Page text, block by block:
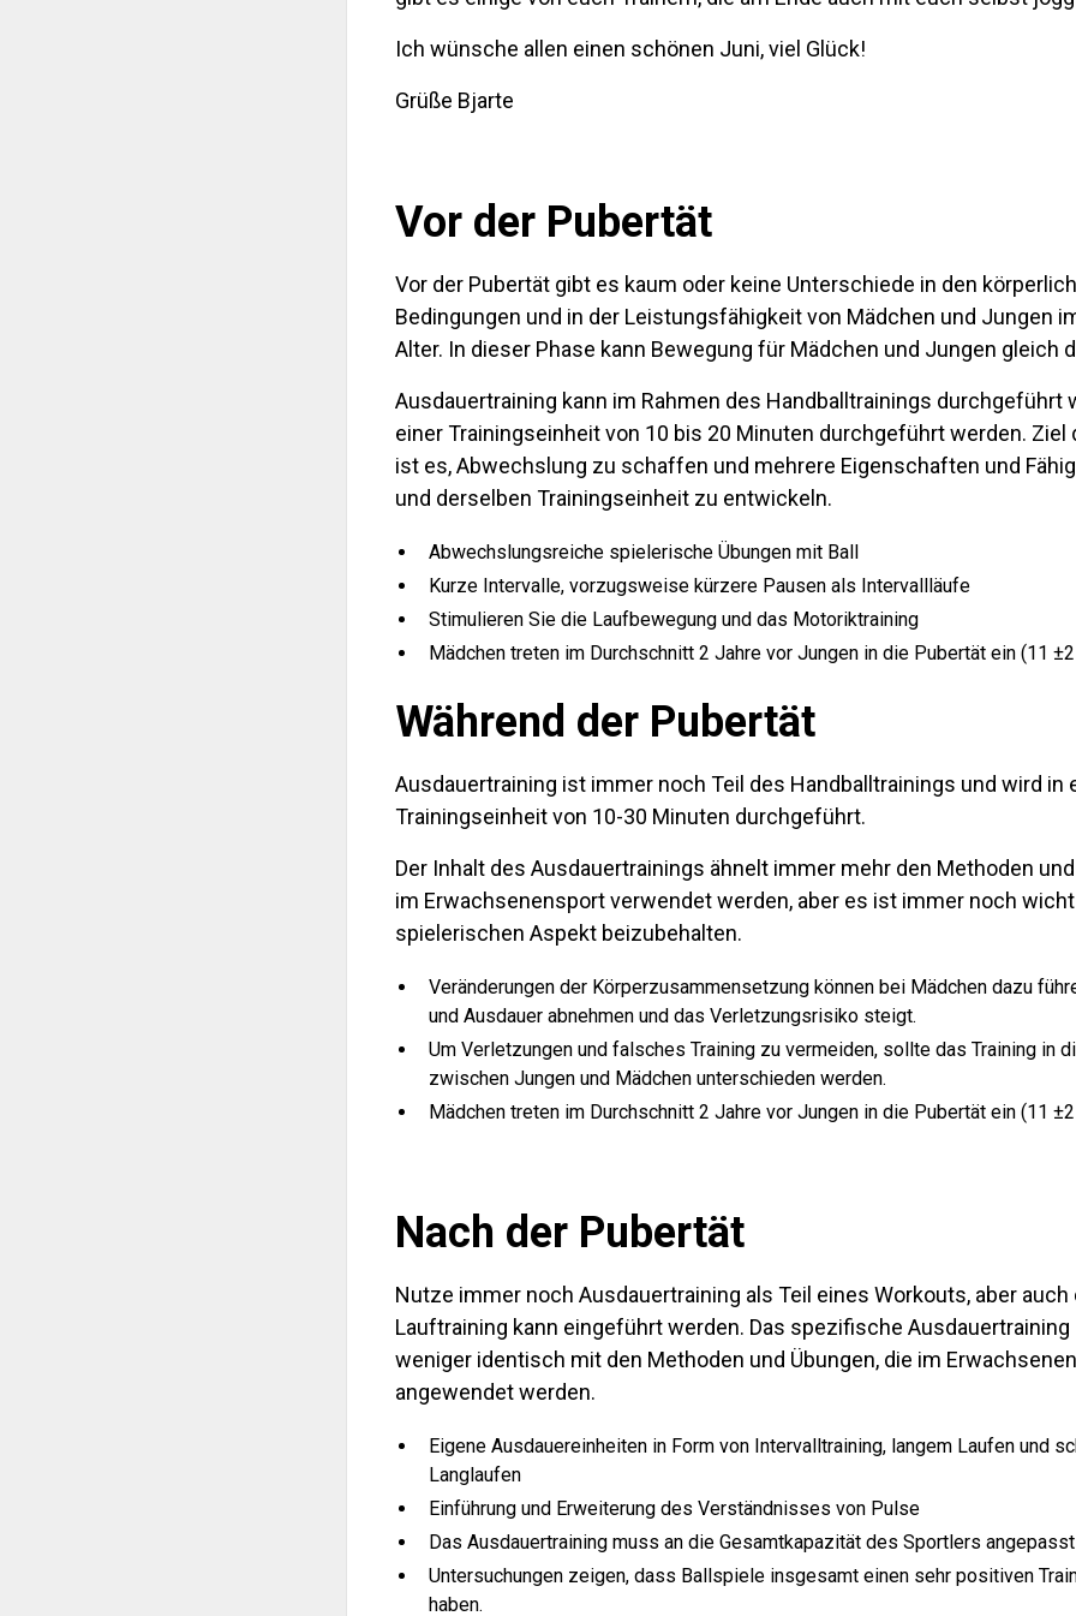
Ich wünsche allen einen schönen Juni, viel Glück!
Grüße Bjarte
Vor der Pubertät
Vor der Pubertät gibt es kaum oder keine Unterschiede in den
Bedingungen und in der Leistungsfähigkeit von Mädchen und Jungen
Alter. In dieser Phase kann Bewegung für Mädchen und Jungen gleich
Ausdauertraining kann im Rahmen des Handballtrainings durchgeführt
einer Trainingseinheit von 10 bis 20 Minuten durchgeführt werden. Ziel
ist es, Abwechslung zu schaffen und mehrere Eigenschaften und
und derselben Trainingseinheit zu entwickeln.
Abwechslungsreiche spielerische Übungen mit Ball
Kurze Intervalle, vorzugsweise kürzere Pausen als Intervallläufe
Stimulieren Sie die Laufbewegung und das Motoriktraining
Mädchen treten im Durchschnitt 2 Jahre vor Jungen in die Pubertät ein (11
Während der Pubertät
Ausdauertraining ist immer noch Teil des Handballtrainings und wird in
Trainingseinheit von 10-30 Minuten durchgeführt.
Der Inhalt des Ausdauertrainings ähnelt immer mehr den Methoden
im Erwachsenensport verwendet werden, aber es ist immer noch
spielerischen Aspekt beizubehalten.
Veränderungen der Körperzusammensetzung können bei Mädchen dazu
und Ausdauer abnehmen und das Verletzungsrisiko steigt.
Um Verletzungen und falsches Training zu vermeiden, sollte das Training in
zwischen Jungen und Mädchen unterschieden werden.
Mädchen treten im Durchschnitt 2 Jahre vor Jungen in die Pubertät ein (11
Nach der Pubertät
Nutze immer noch Ausdauertraining als Teil eines Workouts, aber
Lauftraining kann eingeführt werden. Das spezifische
weniger identisch mit den Methoden und Übungen, die im
angewendet werden.
Eigene Ausdauereinheiten in Form von Intervalltraining, langem Laufen und
Langlaufen
Einführung und Erweiterung des Verständnisses von Pulse
Das Ausdauertraining muss an die Gesamtkapazität des Sportlers
Untersuchungen zeigen, dass Ballspiele insgesamt einen sehr positiven
haben.